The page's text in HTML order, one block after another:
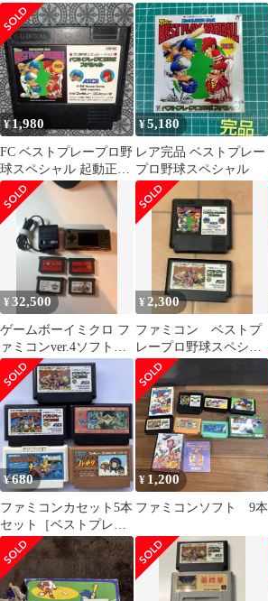
説付き
本付
¥1,980
FC ベストプレープロ野
球スペシャル 起動正常
状態良好
¥5,180
レア完品 ベストプレー
プロ野球スペシャル
¥32,500
ゲームボーイミクロ フ
ァミコンver.4ソフト、
充電ケーブル付
¥ 2,300
ファミコン ベストプ
レープロ野球スペシャ
ル&ベストプレープロ
野球II 2本セット
¥680
ファミコンカセット5本
セット［ベストプレー
プロ野球Ⅱ他］
¥ 1,200
ファミコンソフト 9本